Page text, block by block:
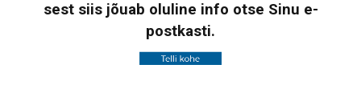
sest siis jõuab oluline info otse Sinu e-
postkasti.